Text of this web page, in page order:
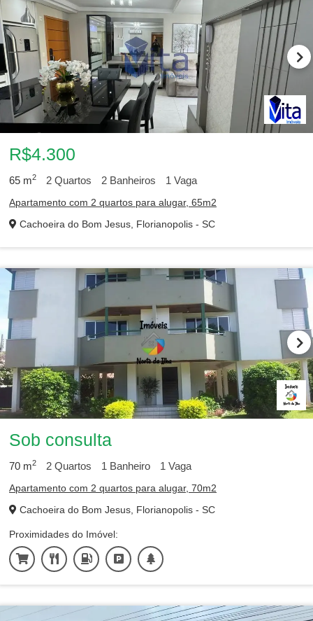
R$4.300
65 m2 2 Quartos 2 Banheiros 1 Vaga
Apartamento com 2 quartos para alugar, 65m2
Cachoeira do Bom Jesus, Florianopolis - SC
Sob consulta
70 m2 2 Quartos 1 Banheiro 1 Vaga
Apartamento com 2 quartos para alugar, 70m2
Cachoeira do Bom Jesus, Florianopolis - SC
Proximidades do Imóvel: